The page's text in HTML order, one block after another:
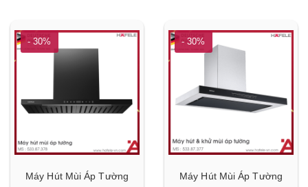
- 30%
Máy Hút Mùi Áp Tường
- 30%
Máy Hút Mùi Áp Tường